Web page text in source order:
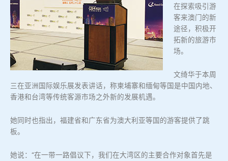
在探索吸引游
客来澳门的新
途径，积极开
拓新的旅游市
场。
文绮华于本周
三在亚洲国际娱乐展发表讲话，称柬埔寨和缅甸等国是中国内地、
香港和台湾等传统客源市场之外新的发展机遇。
她同时也指出，福建省和广东省为澳大利亚等国的游客提供了跳
板。
她说：“在一带一路倡议下，我们在大湾区的主要合作对象首先是